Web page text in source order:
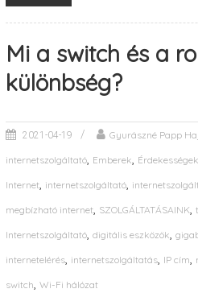
Mi a switch és a
különbség?
2021-04-19 Gyurászné Papp
internetszolgáltató, Emberek,
Internet, internetszolgáltató,
megbízható internet, SZOLGÁLTATÁSAINK,
Internetszolgáltató, digitális eszközök,
internetelérés, internetszolgáltatás, IP cím,
switch, Wi-Fi hálózat